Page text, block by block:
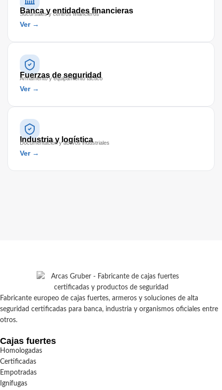
Banca y entidades financieras
Sucursales y centros financieros
Ver →
Fuerzas de seguridad
Armamento y equipamiento táctico
Ver →
Industria y logística
Documentación y activos industriales
Ver →
Fabricante europeo de cajas fuertes, armeros y soluciones de alta
seguridad certificadas para banca, industria y organismos oficiales entre
otros.
Cajas fuertes
Homologadas
Certificadas
Empotradas
Ignífugas